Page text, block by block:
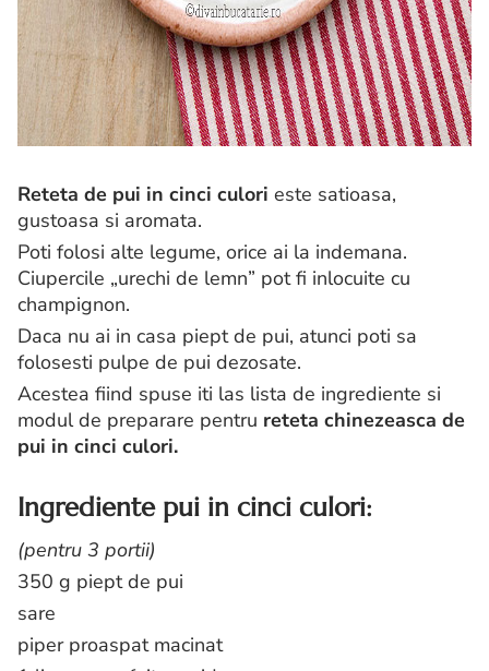
Reteta de pui in cinci culori este satioasa,
gustoasa si aromata.
Poti folosi alte legume, orice ai la indemana.
Ciupercile „urechi de lemn” pot fi inlocuite cu
champignon.
Daca nu ai in casa piept de pui, atunci poti sa
folosesti pulpe de pui dezosate.
Acestea fiind spuse iti las lista de ingrediente si
modul de preparare pentru reteta chinezeasca de
pui in cinci culori.
Ingrediente pui in cinci culori:
(pentru 3 portii)
350 g piept de pui
sare
piper proaspat macinat